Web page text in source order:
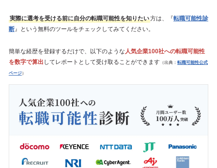
実際に選考を受ける前に自分の転職可能性を知りたい方は、『転職可能性診
断』という無料のツールをチェックしてみてください。
簡単な経歴を登録するだけで、以下のような人気企業100社への転職可能性
を数字で算出 してレポートとして受け取ることができます（出典： 転職可能性公式
ページ）